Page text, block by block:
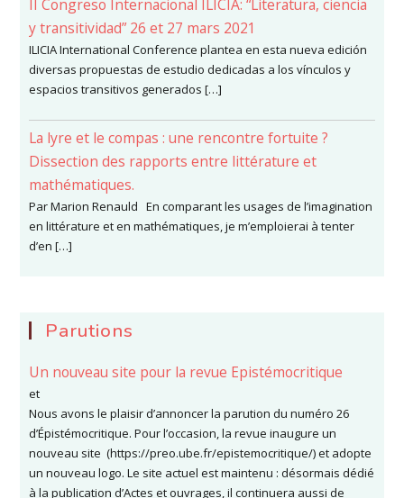
II Congreso Internacional ILICIA: “Literatura, ciencia
y transitividad” 26 et 27 mars 2021
ILICIA International Conference plantea en esta nueva edición
diversas propuestas de estudio dedicadas a los vínculos y
espacios transitivos generados […]
La lyre et le compas : une rencontre fortuite ?
Dissection des rapports entre littérature et
mathématiques.
Par Marion Renauld En comparant les usages de l’imagination
en littérature et en mathématiques, je m’emploierai à tenter
d’en […]
Parutions
Un nouveau site pour la revue Epistémocritique
et
Nous avons le plaisir d’annoncer la parution du numéro 26
d’Épistémocritique. Pour l’occasion, la revue inaugure un
nouveau site (https://preo.ube.fr/epistemocritique/) et adopte
un nouveau logo. Le site actuel est maintenu : désormais dédié
à la publication d’Actes et ouvrages, il continuera aussi de